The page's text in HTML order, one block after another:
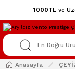
1000TLve
Anasayfa